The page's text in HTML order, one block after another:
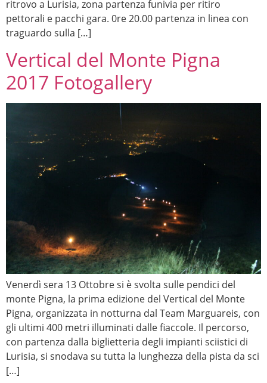
ritrovo a Lurisia, zona partenza funivia per ritiro
pettorali e pacchi gara. 0re 20.00 partenza in linea con
traguardo sulla […]
Vertical del Monte Pigna
2017 Fotogallery
Venerdì sera 13 Ottobre si è svolta sulle pendici del
monte Pigna, la prima edizione del Vertical del Monte
Pigna, organizzata in notturna dal Team Marguareis, con
gli ultimi 400 metri illuminati dalle fiaccole. Il percorso,
con partenza dalla biglietteria degli impianti sciistici di
Lurisia, si snodava su tutta la lunghezza della pista da sci
[…]